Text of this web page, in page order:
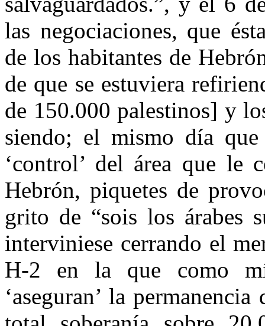
las negociaciones, que
de los habitantes de
de que se estuviera
de 150.000 palestinos] y
siendo; el mismo día
‘control’ del área que le
Hebrón, piquetes de
grito de “sois los árabes
interviniese cerrando el
H-2 en la que como
‘aseguran’ la